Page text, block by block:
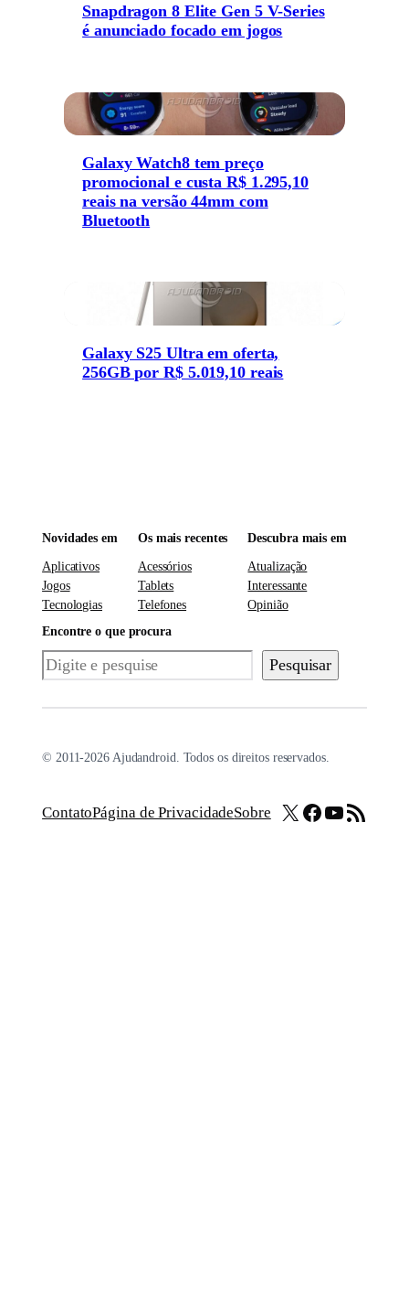
Snapdragon 8 Elite Gen 5 V-Series
é anunciado focado em jogos
Galaxy Watch8 tem preço
promocional e custa R$ 1.295,10
reais na versão 44mm com
Bluetooth
Galaxy S25 Ultra em oferta,
256GB por R$ 5.019,10 reais
Novidades em
Aplicativos
Jogos
Tecnologias
Os mais recentes
Acessórios
Tablets
Telefones
Descubra mais em
Atualização
Interessante
Opinião
Encontre o que procura
Pesquisar Pesquisar
© 2011-2026 Ajudandroid. Todos os direitos reservados.
ContatoPágina de PrivacidadeSobre X Facebook
Youtube
Feed RSS